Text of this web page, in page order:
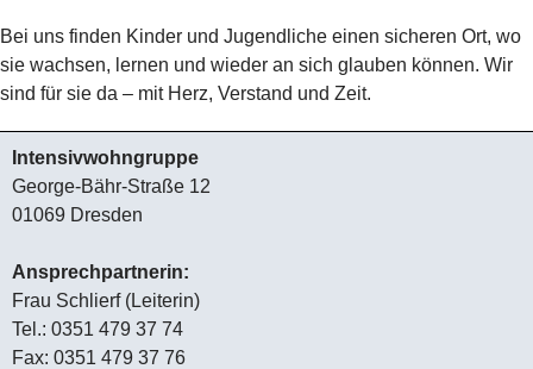
Bei uns finden Kinder und Jugendliche einen sicheren Ort, wo
sie wachsen, lernen und wieder an sich glauben können. Wir
sind für sie da – mit Herz, Verstand und Zeit.
Intensivwohngruppe
George-Bähr-Straße 12
01069 Dresden
Ansprechpartnerin:
Frau Schlierf (Leiterin)
Tel.: 0351 479 37 74
Fax: 0351 479 37 76